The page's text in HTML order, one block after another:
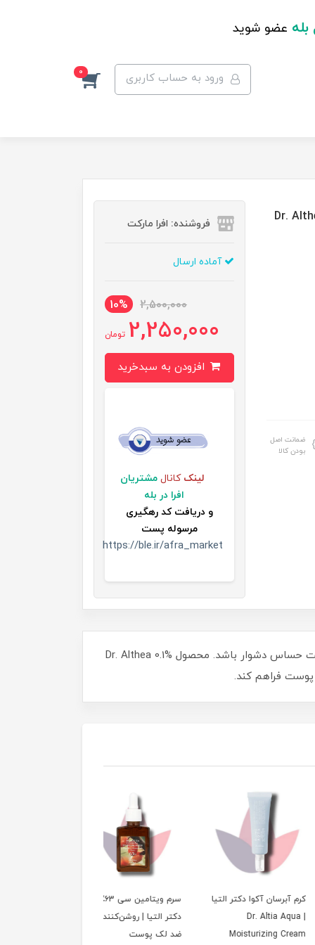
بله عضو شوید
ورود به حساب کاربری 0
ضمانت اصل
بودن کالا
فروشنده: افرا مارکت
آماده ارسال
2,500,000
10%
2,250,000 تومان
لینک کانال مشتریان
افرا در بله
و دریافت کد رهگیری
مرسوله پست
https://ble.ir/afra_market
رتینول یکی از مؤثرترین ترکیبات ضدپیری در مراقبت پوست است، اما استفاده‌اش به دلیل تحریک ممکن است برای پوست حساس دشوار باشد. محصول Dr. Althea 0.1%
آکوا دکتر التیا
| Dr. Altia
Moisturizing
سرم ویتامین سی ۶3٪
دکتر التیا | روشن‌کننده و
ضد لک پوست